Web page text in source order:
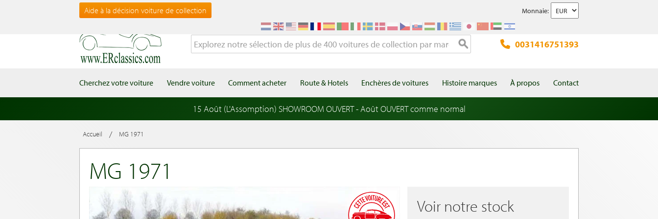
Aide à la décision voiture de collection Monnaie:
0031416751393
Cherchez votre voiture Vendre voiture Comment acheter Route & Hotels Enchères de voitures Histoire marques À propos Contact
15 Août (L'Assomption) SHOWROOM OUVERT - Août OUVERT comme normal
Accueil / MG 1971
MG 1971
Voir notre stock